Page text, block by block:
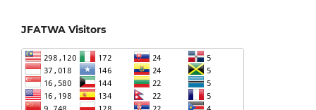
JFATWA Visitors